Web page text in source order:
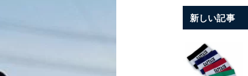
新しい記事